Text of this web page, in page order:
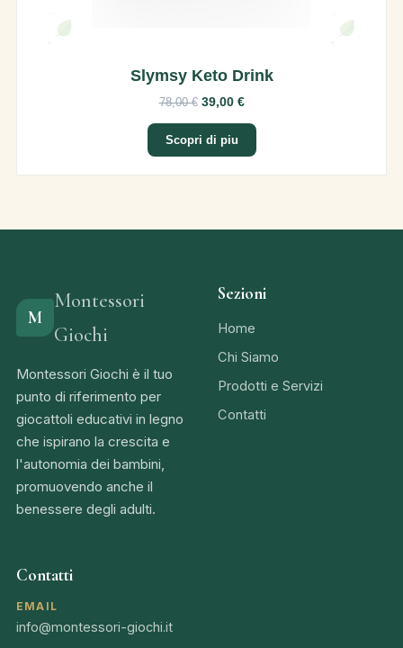
Slymsy Keto Drink
78,00 €39,00 €
Scopri di piu
M
Montessori
Giochi
Montessori Giochi è il tuo
punto di riferimento per
giocattoli educativi in legno
che ispirano la crescita e
l'autonomia dei bambini,
promuovendo anche il
benessere degli adulti.
Sezioni
Home
Chi Siamo
Prodotti e Servizi
Contatti
Contatti
EMAIL
info@montessori-giochi.it